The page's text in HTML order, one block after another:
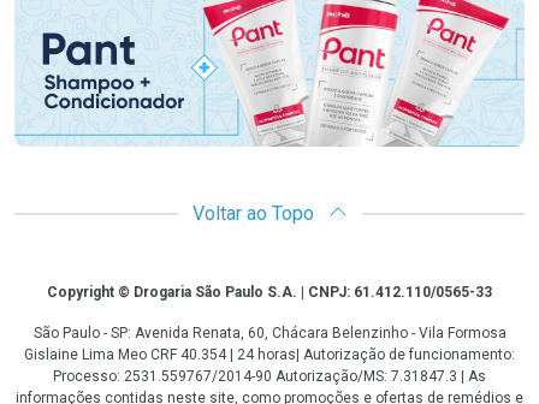
Voltar ao Topo
CopyrightCopyright © Drogaria São Paulo S.A. | CNPJ: 61.412.110/0565-33
São Paulo - SP: Avenida Renata, 60, Chácara Belenzinho - Vila Formosa
Gislaine Lima Meo CRF 40.354 | 24 horas| Autorização de funcionamento:
Processo: 2531.559767/2014-90 Autorização/MS: 7.31847.3 | As
informações contidas neste site, como promoções e ofertas de remédios e